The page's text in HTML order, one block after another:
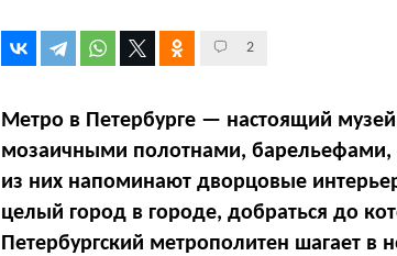
2
Метро в Петербурге — настоящий
мозаичными полотнами, барельефами,
из них напоминают дворцовые
целый город в городе, добраться до
Петербургский метрополитен шагает в